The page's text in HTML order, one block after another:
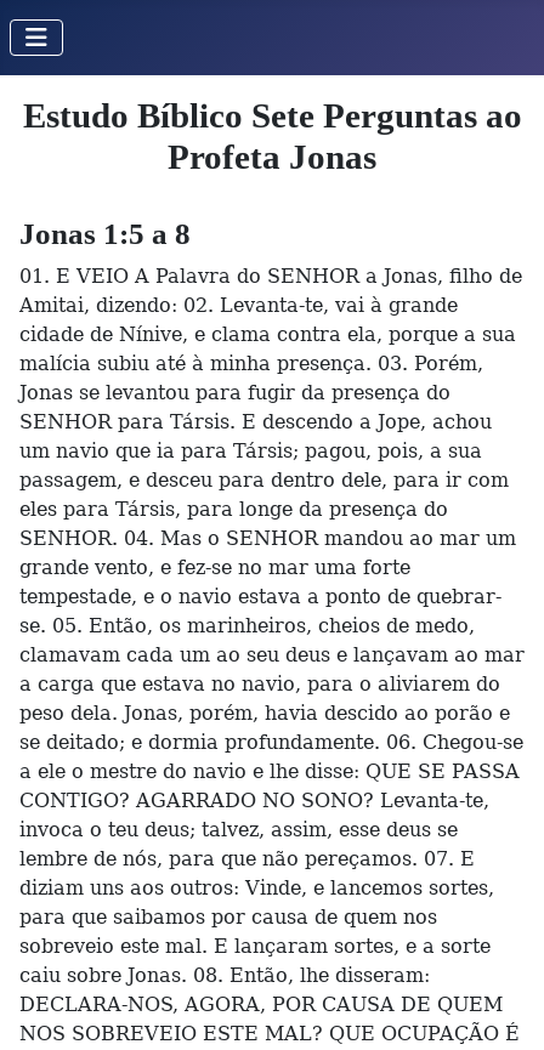
Estudo Bíblico Sete Perguntas ao
Profeta Jonas
Jonas 1:5 a 8
01. E VEIO A Palavra do SENHOR a Jonas, filho de
Amitai, dizendo: 02. Levanta-te, vai à grande
cidade de Nínive, e clama contra ela, porque a sua
malícia subiu até à minha presença. 03. Porém,
Jonas se levantou para fugir da presença do
SENHOR para Társis. E descendo a Jope, achou
um navio que ia para Társis; pagou, pois, a sua
passagem, e desceu para dentro dele, para ir com
eles para Társis, para longe da presença do
SENHOR. 04. Mas o SENHOR mandou ao mar um
grande vento, e fez-se no mar uma forte
tempestade, e o navio estava a ponto de quebrar-
se. 05. Então, os marinheiros, cheios de medo,
clamavam cada um ao seu deus e lançavam ao mar
a carga que estava no navio, para o aliviarem do
peso dela. Jonas, porém, havia descido ao porão e
se deitado; e dormia profundamente. 06. Chegou-se
a ele o mestre do navio e lhe disse: QUE SE PASSA
CONTIGO? AGARRADO NO SONO? Levanta-te,
invoca o teu deus; talvez, assim, esse deus se
lembre de nós, para que não pereçamos. 07. E
diziam uns aos outros: Vinde, e lancemos sortes,
para que saibamos por causa de quem nos
sobreveio este mal. E lançaram sortes, e a sorte
caiu sobre Jonas. 08. Então, lhe disseram:
DECLARA-NOS, AGORA, POR CAUSA DE QUEM
NOS SOBREVEIO ESTE MAL? QUE OCUPAÇÃO É